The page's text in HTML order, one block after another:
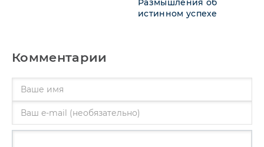
Размышления об
истинном успехе
Комментарии